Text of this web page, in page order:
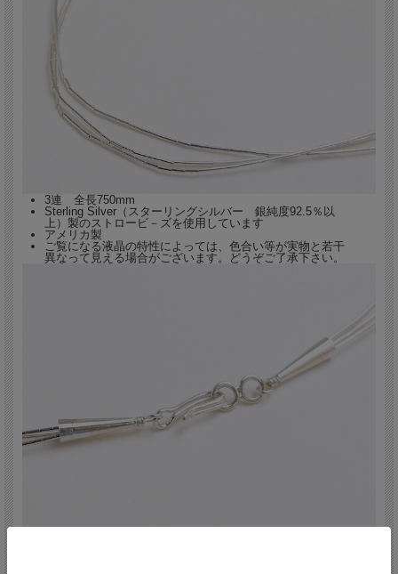
デニム系のアメリカンカジュアルには勿論ですが、エスニックやフォークロア調の
コーディネイトにもお勧めです。また、もっとドレッシーなモノトーン系のコーデ
ィネイト等にも相性バツグンですよ！
3連 全長750mm
Sterling Silver（スターリングシルバー 銀純度92.5％以
上）製のストロービ－ズを使用しています
アメリカ製
ご覧になる液晶の特性によっては、色合い等が実物と若干
異なって見える場合がございます。どうぞご了承下さい。